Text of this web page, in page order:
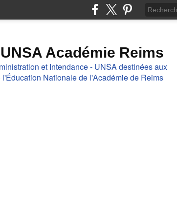
Académie Reims
et Intendance - UNSA destinées aux
Nationale de l'Académie de Reims